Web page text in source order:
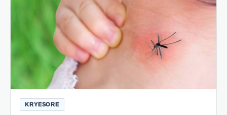
KRYESORE